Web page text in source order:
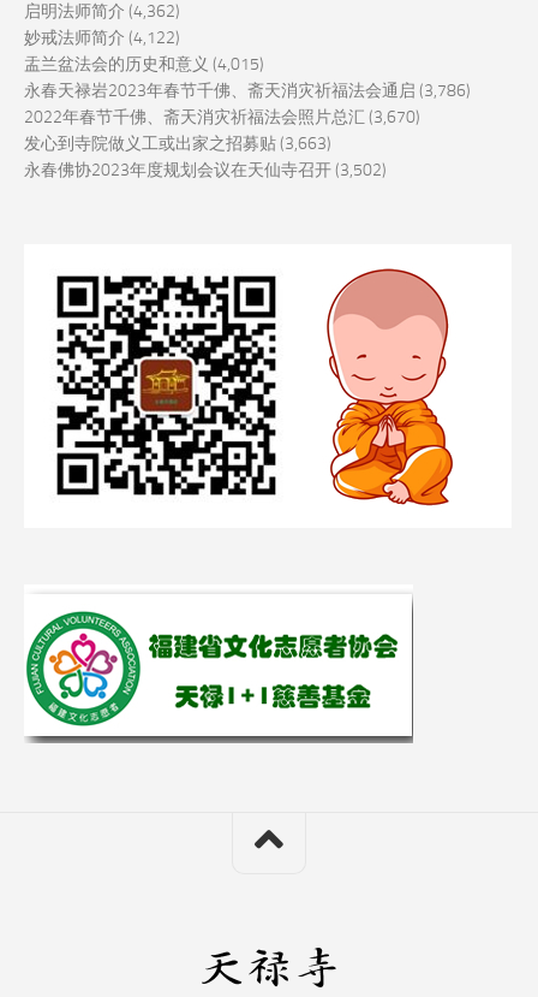
启明法师简介 (4,362)
妙戒法师简介 (4,122)
盂兰盆法会的历史和意义 (4,015)
永春天禄岩2023年春节千佛、斋天消灾祈福法会通启 (3,786)
2022年春节千佛、斋天消灾祈福法会照片总汇(3,670)
发心到寺院做义工或出家之招募贴(3,663)
永春佛协2023年度规划会议在天仙寺召开(3,502)